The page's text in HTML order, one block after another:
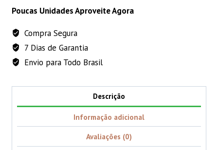
para
Vermelho
3,0mm
(6
quantidade
Poucas Unidades Aproveite Agora
Compra Segura
7 Dias de Garantia
Envio para Todo Brasil
Descrição
Informação adicional
Avaliações (0)